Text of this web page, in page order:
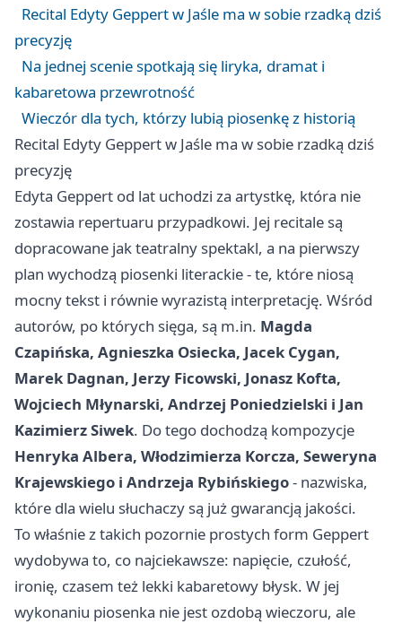
Recital Edyty Geppert w Jaśle ma w sobie rzadką dziś
precyzję
Na jednej scenie spotkają się liryka, dramat i
kabaretowa przewrotność
Wieczór dla tych, którzy lubią piosenkę z historią
Recital Edyty Geppert w Jaśle ma w sobie rzadką dziś
precyzję
Edyta Geppert od lat uchodzi za artystkę, która nie
zostawia repertuaru przypadkowi. Jej recitale są
dopracowane jak teatralny spektakl, a na pierwszy
plan wychodzą piosenki literackie - te, które niosą
mocny tekst i równie wyrazistą interpretację. Wśród
autorów, po których sięga, są m.in. Magda
Czapińska, Agnieszka Osiecka, Jacek Cygan,
Marek Dagnan, Jerzy Ficowski, Jonasz Kofta,
Wojciech Młynarski, Andrzej Poniedzielski i Jan
Kazimierz Siwek. Do tego dochodzą kompozycje
Henryka Albera, Włodzimierza Korcza, Seweryna
Krajewskiego i Andrzeja Rybińskiego- nazwiska,
które dla wielu słuchaczy są już gwarancją jakości.
To właśnie z takich pozornie prostych form Geppert
wydobywa to, co najciekawsze: napięcie, czułość,
ironię, czasem też lekki kabaretowy błysk. W jej
wykonaniu piosenka nie jest ozdobą wieczoru, ale